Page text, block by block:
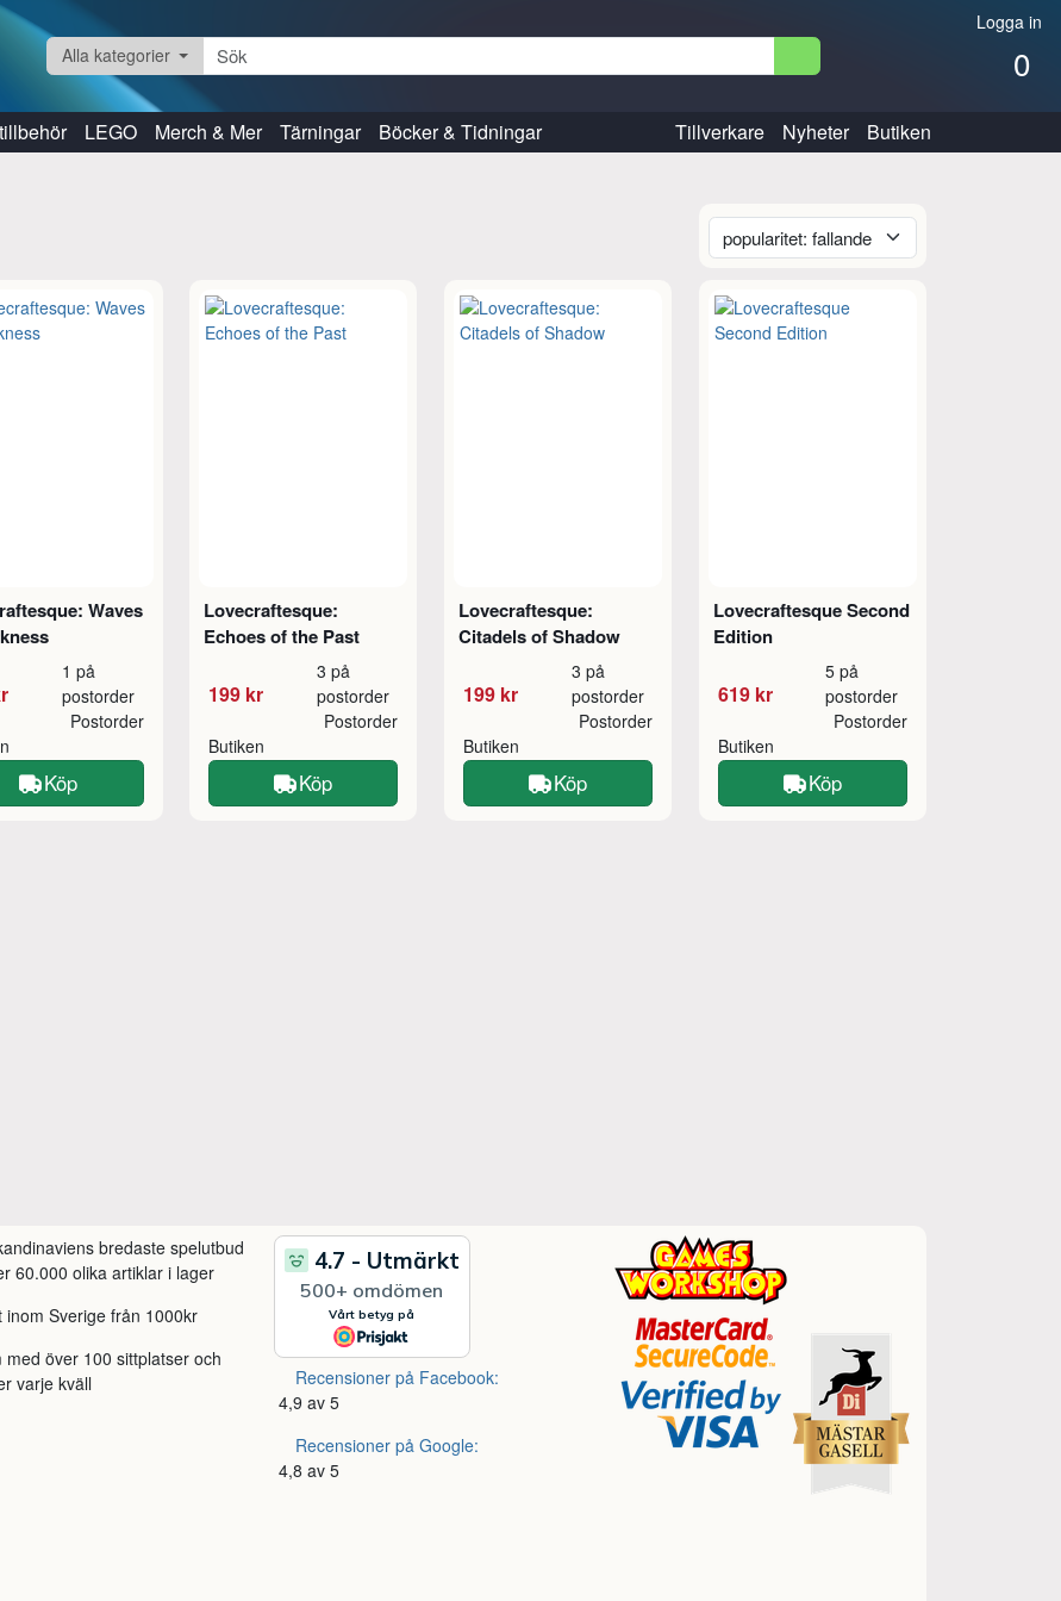
Logga in
0
Alla kategorier
LEGO Merch & Mer Tärningar Böcker & Tidningar Tillverkare Nyheter Butiken
Waves
1 på
postorder
Postorder
Köp
Lovecraftesque:
Echoes of the Past
199 kr
3 på
postorder
Butiken
Postorder
Köp
Lovecraftesque:
Citadels of Shadow
199 kr
3 på
postorder
Butiken
Postorder
Köp
Lovecraftesque Second
Edition
619 kr
5 på
postorder
Butiken
Postorder
Köp
bredaste spelutbud
60.000 olika artiklar i lager
inom Sverige från 1000kr
med över 100 sittplatser och
varje kväll
Recensioner på Facebook:
4,9 av 5
Recensioner på Google:
4,8 av 5